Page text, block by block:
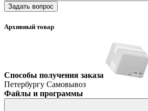
Задать вопрос
Архивный товар
Способы получения заказа
Петербургу Самовывоз
Файлы и программы